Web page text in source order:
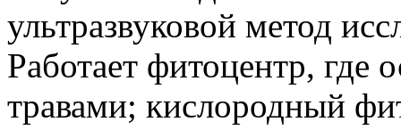
ультразвуковой метод
Работает фитоцентр, где
травами; кислородный